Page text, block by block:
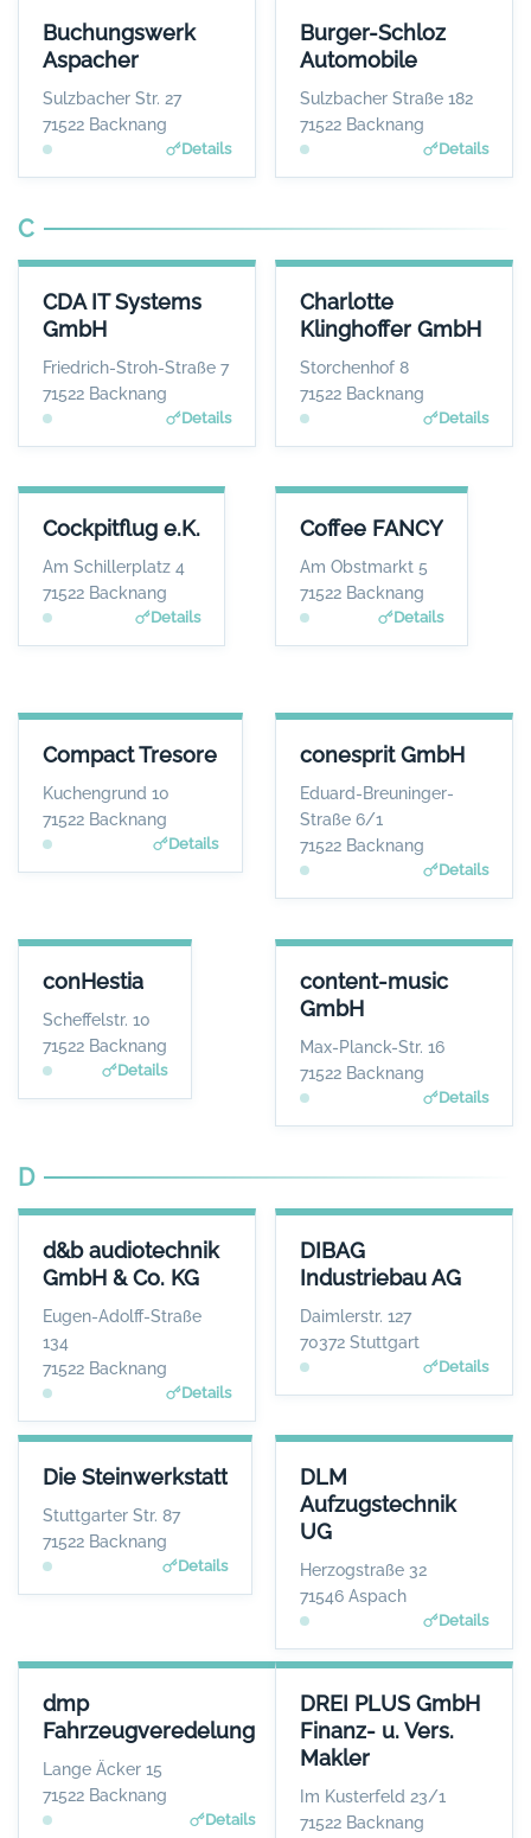
Buchungswerk
Aspacher
Sulzbacher Str. 27
71522 Backnang
Details
BUCHUNGSWERK ASPACHER
ANSPRECHPARTNER
Frau Isabel Aspacher
www.aspacher-buchungsw
Burger-Schloz
Automobile
Sulzbacher Straße 182
71522 Backnang
Details
BURGER-SCHLOZ
Herr Wolfgang
www.burgerschloz.de
C
CDA IT Systems
GmbH
Friedrich-Stroh-Straße 7
71522 Backnang
Details
CDA IT SYSTEMS GMBH
ANSPRECHPARTNER
Herr Johannes Enge
WEBSITE
www.cda-it-system.de
Charlotte
Klinghoffer GmbH
Storchenhof 8
71522 Backnang
Details
CHARLOTTE KLINGHOFFER
Frau Charlotte
Cockpitflug e.K.
Am Schillerplatz 4
71522 Backnang
Details
COCKPITFLUG E.K.
ANSPRECHPARTNER
Herr Carsten Hansen
www.cockpitflug.de
Coffee FANCY
Am Obstmarkt 5
71522 Backnang
Details
COFFEE FANCY
Herr Daniel Mendes
www.coffee-fancy.de
Compact Tresore
Kuchengrund 10
71522 Backnang
Details
COMPACT TRESORE
ANSPRECHPARTNER
Frau Julia Teller
www.compact-tresore.
de
conesprit GmbH
Eduard-Breuninger-
Straße 6/1
71522 Backnang
Details
CONESPRIT GMBH
ANSPRECHPARTNER
Herr Roman
www.conesprit.de
conHestia
Scheffelstr. 10
71522 Backnang
Details
Herr Manfred
Wasserberg
www.conhestia.de
content-music
GmbH
Max-Planck-Str. 16
71522 Backnang
Details
CONTENT-MUSIC GMBH
ANSPRECHPARTNER
Herr Josh Kochhann
WEBSITE
www.content-music.de
D
d&b audiotechnik
GmbH & Co. KG
Eugen-Adolff-Straße
134
71522 Backnang
Details
D&B AUDIOTECHNIK GMBH & CO. KG
Herr Amnon Harman
WEBSITE
www.dbaudio.com
DIBAG
Industriebau AG
Daimlerstr. 127
70372 Stuttgart
Details
DIBAG INDUSTRIEBAU AG
ANSPRECHPARTNER
Herr Peter Vassholz
www.dibag.de
Die Steinwerkstatt
Stuttgarter Str. 87
71522 Backnang
Details
DIE STEINWERKSTATT
Herr Axel Groß
www.gross-steinwerkst
att.de
DLM
Aufzugstechnik
UG
Herzogstraße 32
71546 Aspach
Details
DLM AUFZUGSTECHNIK UG
ANSPRECHPARTNER
Herr Thorsten
www.dlm-aufzugstechnik.
dmp
Fahrzeugveredelung
Lange Äcker 15
71522 Backnang
Details
DMP FAHRZEUGVEREDELUNG
ANSPRECHPARTNER
Herr Dominic Pedersen
www.dmp-fahrzeugveredel
DREI PLUS GmbH
Finanz- u. Vers.
Makler
Im Kusterfeld 23/1
71522 Backnang
DREI PLUS GMBH FINANZ- U.
Herr